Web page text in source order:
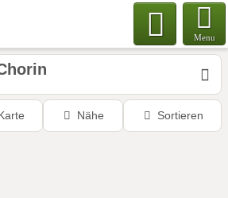
Menu
Nähe Sortieren